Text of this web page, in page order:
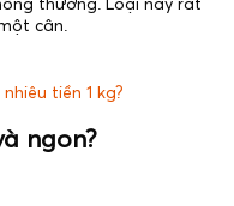
thường. Loại này rất
cân.
tiền 1 kg?
ngon?